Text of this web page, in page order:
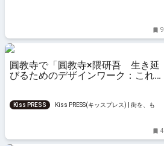
9
圓教寺で「圓教寺×隈研吾 生き延
びるためのデザインワーク：これか
Kiss PRESS
Kiss PRESS(キッスプレス) | 街を、もっ
4